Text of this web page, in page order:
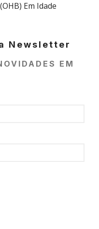
Em Idade
Newsletter
EM